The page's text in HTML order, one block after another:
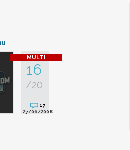
16
/20
17
27/06/2008